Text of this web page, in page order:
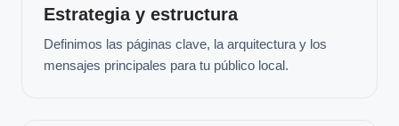
Estrategia y estructura
Definimos las páginas clave, la arquitectura y los
mensajes principales para tu público local.